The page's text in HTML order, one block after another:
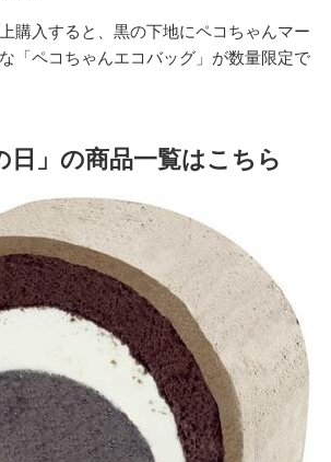
購入すると、黒の下地にペコちゃんマー
「ペコちゃんエコバッグ」が数量限定で
日」の商品一覧はこちら